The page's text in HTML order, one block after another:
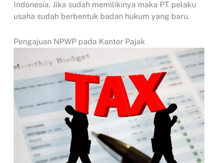
Indonesia. Jika sudah memilikinya maka PT pelaku
usaha sudah berbentuk badan hukum yang baru.
Pengajuan NPWP pada Kantor Pajak